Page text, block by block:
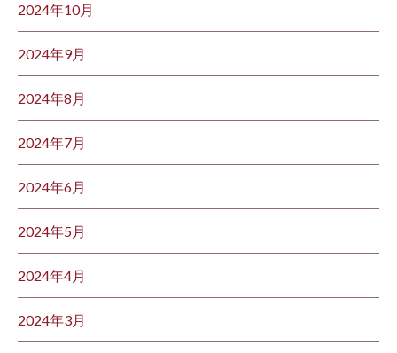
2024年10月
2024年9月
2024年8月
2024年7月
2024年6月
2024年5月
2024年4月
2024年3月